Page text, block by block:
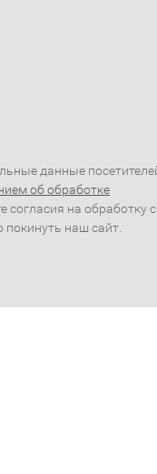
данные
об обработке
согласия на обработку
наш сайт.